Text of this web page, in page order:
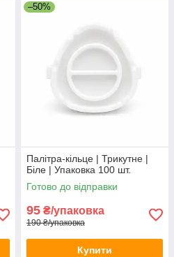
–50%
Палітра-кільце | Трикутне |
Біле | Упаковка 100 шт.
Готово до відправки
95 ₴/упаковка
190 ₴/упаковка
Купити